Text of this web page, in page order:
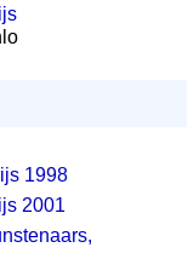
1998
2001